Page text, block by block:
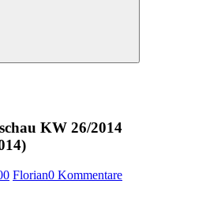
Suchen
KW 26/2014
Florian0 Kommentare